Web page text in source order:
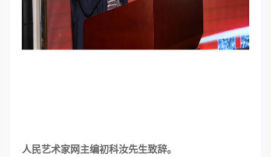
人民艺术家网主编初科汝先生致辞。